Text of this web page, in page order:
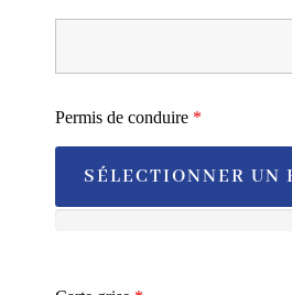
Permis de conduire *
SÉLECTIONNER UN